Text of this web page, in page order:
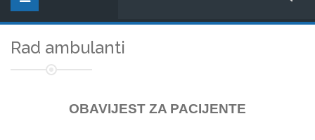
Rad ambulanti
OBAVIJEST ZA PACIJENTE